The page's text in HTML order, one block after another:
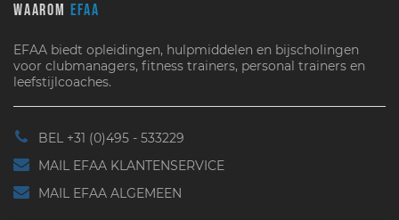
WAAROM EFAA
EFAA biedt opleidingen, hulpmiddelen en bijscholingen
voor clubmanagers, fitness trainers, personal trainers en
leefstijlcoaches.
BEL +31 (0)495 - 533229
MAIL EFAA KLANTENSERVICE
MAIL EFAA ALGEMEEN